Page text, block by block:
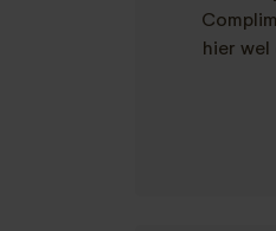
hier